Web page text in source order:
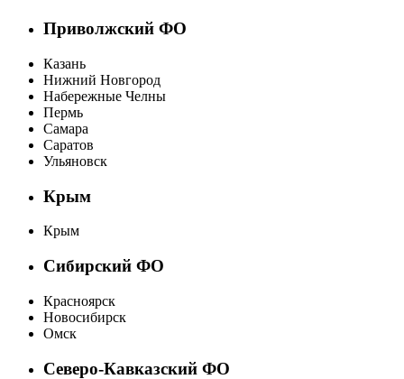
Приволжский ФО
Казань
Нижний Новгород
Набережные Челны
Пермь
Самара
Саратов
Ульяновск
Крым
Крым
Сибирский ФО
Красноярск
Новосибирск
Омск
Северо-Кавказский ФО